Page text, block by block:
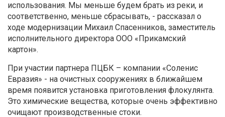
использования. Мы меньше будем брать из реки, и
соответственно, меньше сбрасывать, - рассказал о
ходе модернизации Михаил Спасенников, заместитель
исполнительного директора ООО «Прикамский
картон».
При участии партнера ПЦБК – компании «Соленис
Евразия» - на очистных сооружениях в ближайшем
время появится установка приготовления флокулянта.
Это химические вещества, которые очень эффективно
очищают производственные стоки.